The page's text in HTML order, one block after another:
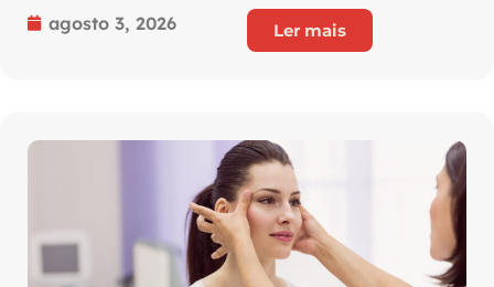
agosto 3, 2026 Ler mais